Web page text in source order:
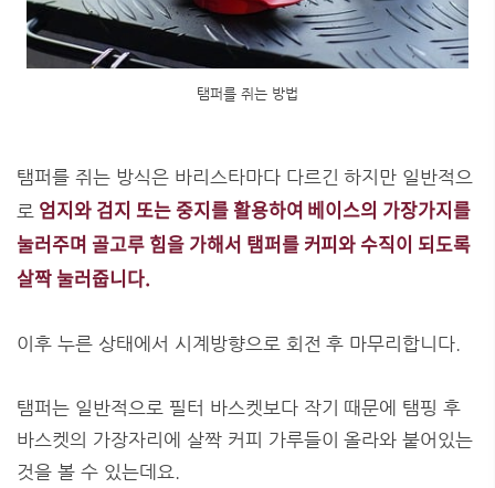
탬퍼를 쥐는 방법
탬퍼를 쥐는 방식은 바리스타마다 다르긴 하지만 일반적으
로엄지와 검지 또는 중지를 활용하여 베이스의 가장가지를
눌러주며 골고루 힘을 가해서 탬퍼를 커피와 수직이 되도록
살짝 눌러줍니다.
이후 누른 상태에서 시계방향으로 회전 후 마무리합니다.
탬퍼는 일반적으로 필터 바스켓보다 작기 때문에 탬핑 후
바스켓의 가장자리에 살짝 커피 가루들이 올라와 붙어있는
것을 볼 수 있는데요.